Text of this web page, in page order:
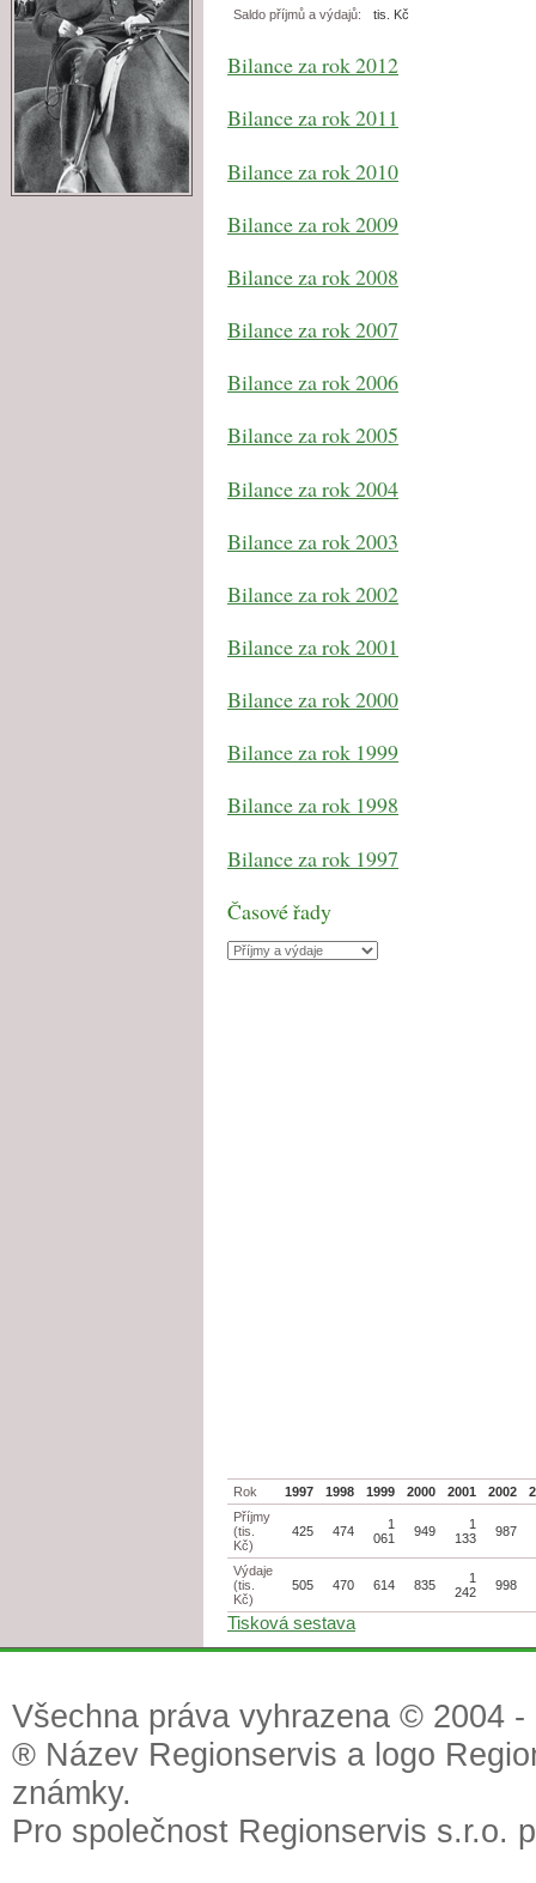
Saldo příjmů a výdajů:
tis. Kč
Bilance za rok 2012
Bilance za rok 2011
Bilance za rok 2010
Bilance za rok 2009
Bilance za rok 2008
Bilance za rok 2007
Bilance za rok 2006
Bilance za rok 2005
Bilance za rok 2004
Bilance za rok 2003
Bilance za rok 2002
Bilance za rok 2001
Bilance za rok 2000
Bilance za rok 1999
Bilance za rok 1998
Bilance za rok 1997
Časové řady
Rok 1997 1998 1999 2000 2001 2002
Příjmy
(tis.
Kč)
425 474
1
061
949
1
133
987
Výdaje
(tis.
Kč)
505 470 614 835
1
242
998
Tisková sestava
Všechna práva vyhrazena © 2004
® Název Regionservis a logo
známky.
Pro společnost Regionservis s.r.o.